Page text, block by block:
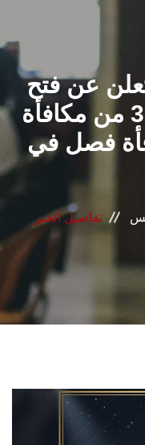
القطاعـات
الشئون الأكاديمية
البحث العلمي
الرعاية الصحية
المراكز والوحدات
الأنظمة الذكية
الإعلام
الطلاب
هيئة التدريس
عن فتح
باب التقدم للدفعة 38 من مكافأة
فصل في
تفاصيل الخبر